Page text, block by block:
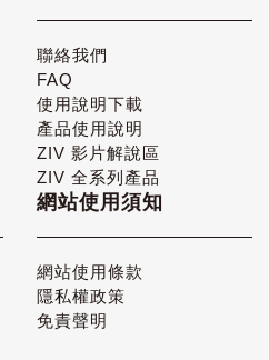
聯絡我們
FAQ
使用說明下載
產品使用說明
ZIV 影片解說區
ZIV 全系列產品
網站使用須知
網站使用條款
隱私權政策
免責聲明